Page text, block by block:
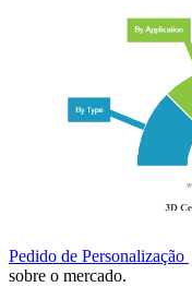
Pedido de Personalização
sobre o mercado.